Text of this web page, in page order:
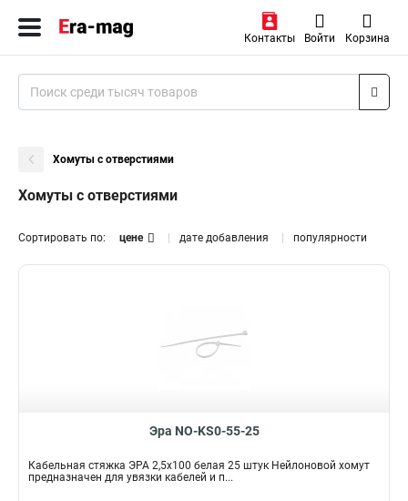
Контакты Войти Корзина
Хомуты с отверстиями
Хомуты с отверстиями
Сортировать по: цене дате добавления популярности
Эра NO-KS0-55-25
Кабельная стяжка ЭРА 2,5х100 белая 25 штук Нейлоновой хомут
предназначен для увязки кабелей и п...